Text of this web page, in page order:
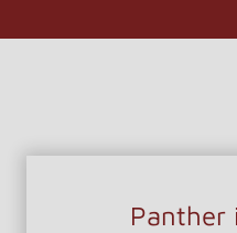
Panther